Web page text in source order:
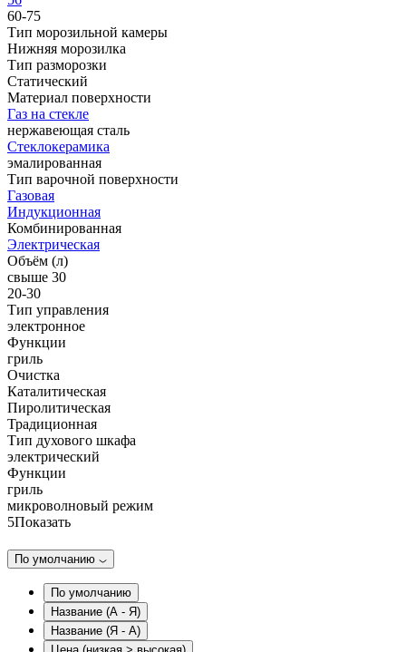
60-75
Тип морозильной камеры
Нижняя морозилка
Тип разморозки
Статический
Материал поверхности
Газ на стекле
нержавеющая сталь
Стеклокерамика
эмалированная
Тип варочной поверхности
Газовая
Индукционная
Комбинированная
Электрическая
Объём (л)
свыше 30
20-30
Тип управления
электронное
Функции
гриль
Очистка
Каталитическая
Пиролитическая
Традиционная
Тип духового шкафа
электрический
Функции
гриль
микроволновый режим
5Показать
По умолчанию
По умолчанию
Название (А - Я)
Название (Я - А)